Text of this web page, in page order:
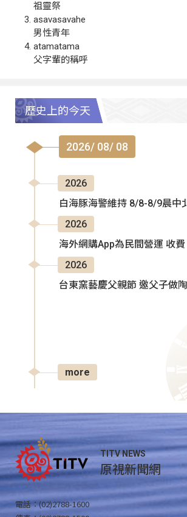
祖靈祭
asavasavahe
男性青年
atamatama
父字輩的稱呼
歷史上的今天
2026/ 08/ 08
2026
白海豚海警維持 8/8-8/9晨中
2026
海外網購App為民間營運 收
2026
台東窯藝慶父親節 邀父子做
more
TITV NEWS
原視新聞網
電話：(02)2788-1600